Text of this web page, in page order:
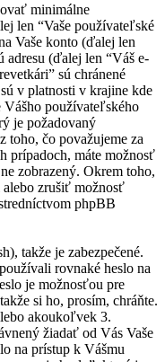
minimálne
len “Vaše používateľské
Vaše konto (ďalej len
adresu (ďalej len “Váš e-
sú chránené
v platnosti v krajine kde
používateľského
je požadovaný
toho, čo považujeme za
prípadoch, máte možnosť
zobrazený. Okrem toho,
zrušiť možnosť
phpBB
takže je zabezpečené.
rovnaké heslo na
je možnosťou pre
si ho, prosím, chráňte.
akoukoľvek 3.
žiadať od Vás Vaše
na prístup k Vášmu